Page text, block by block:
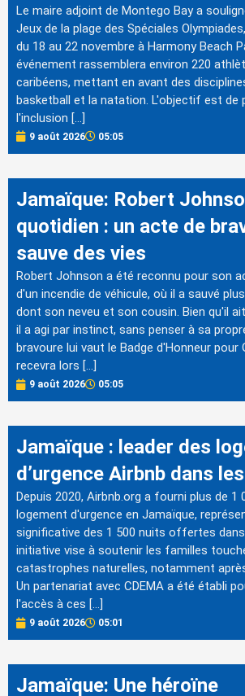
Le maire adjoint de Montego Bay a
Jeux de la plage des Spéciales
du 18 au 22 novembre à Harmony Beach
événement rassemblera environ 220
caribéens, mettant en avant des
basketball et la natation. L'objectif est de
l'inclusion […]
9 août 2026 05:05
Jamaïque: Robert
quotidien : un acte de
sauve des vies
Robert Johnson a été reconnu pour son
d'un incendie de véhicule, où il a sauvé
dont son neveu et son cousin. Bien qu'il
il a agi par instinct, sans penser à sa
bravoure lui vaut le Badge d'Honneur pour
recevra lors […]
9 août 2026 05:05
Jamaïque : leader des
d’urgence Airbnb dans
Depuis 2020, Airbnb.org a fourni plus de 1
logement d'urgence en Jamaïque,
significative des 1 500 nuits offertes
initiative vise à soutenir les familles
catastrophes naturelles, notamment
Un partenariat avec CDEMA a été établi
l'accès à ces […]
9 août 2026 05:01
Jamaïque: Une héroïne